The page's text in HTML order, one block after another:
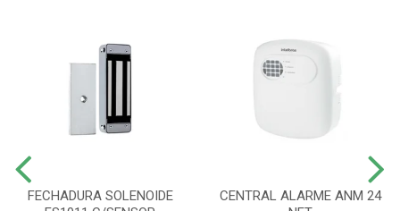
FECHADURA SOLENOIDE
CENTRAL ALARME ANM 24